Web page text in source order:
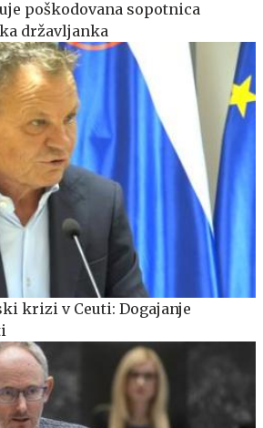
poškodovana sopotnica
državljanka
krizi v Ceuti: Dogajanje